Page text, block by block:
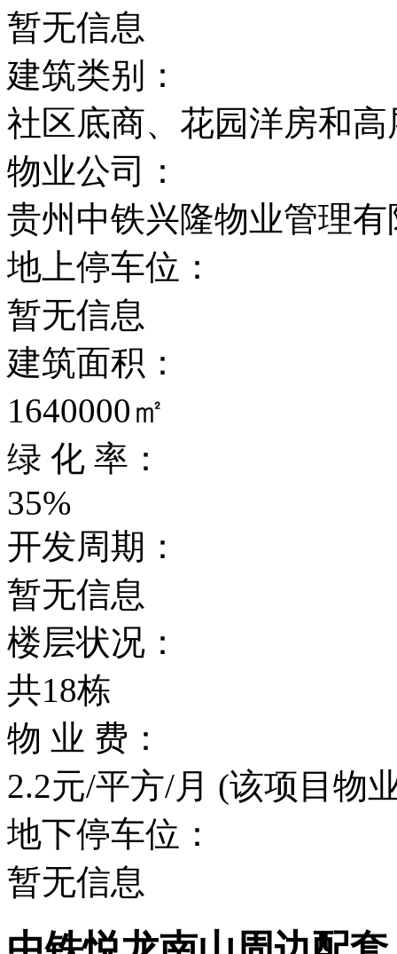
暂无信息
建筑类别：
社区底商、花园洋房和高
物业公司：
贵州中铁兴隆物业管理有
地上停车位：
暂无信息
建筑面积：
1640000㎡
绿 化 率：
35%
开发周期：
暂无信息
楼层状况：
共18栋
物 业 费：
2.2元/平方/月 (该项目物
地下停车位：
暂无信息